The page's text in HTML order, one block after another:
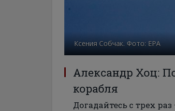
Ксения Собчак. Фото: ЕРА
Александр Хоц:
корабля
Догадайтесь с трех